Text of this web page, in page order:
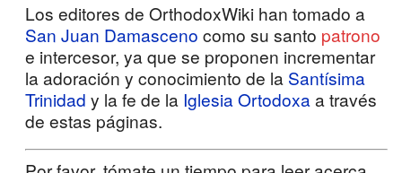
Los editores de OrthodoxWiki han tomado a
San Juan Damasceno como su santo patrono
e intercesor, ya que se proponen incrementar
la adoración y conocimiento de la Santísima
Trinidad y la fe de la Iglesia Ortodoxaa través
de estas páginas.